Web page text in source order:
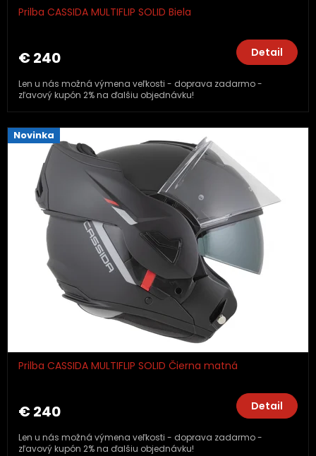
Prilba CASSIDA MULTIFLIP SOLID Biela
€ 240 Detail
Len u nás možná výmena veľkosti - doprava zadarmo -
zľavový kupón 2% na ďalšiu objednávku!
Novinka
Prilba CASSIDA MULTIFLIP SOLID Čierna matná
€ 240 Detail
Len u nás možná výmena veľkosti - doprava zadarmo -
zľavový kupón 2% na ďalšiu objednávku!